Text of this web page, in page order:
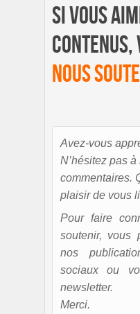
Si vous
contenus,
nous
Avez-vous
N’hésitez pas
commentaires.
plaisir de vous
Pour faire
soutenir, vous
nos
sociaux ou
newsletter.
Merci.